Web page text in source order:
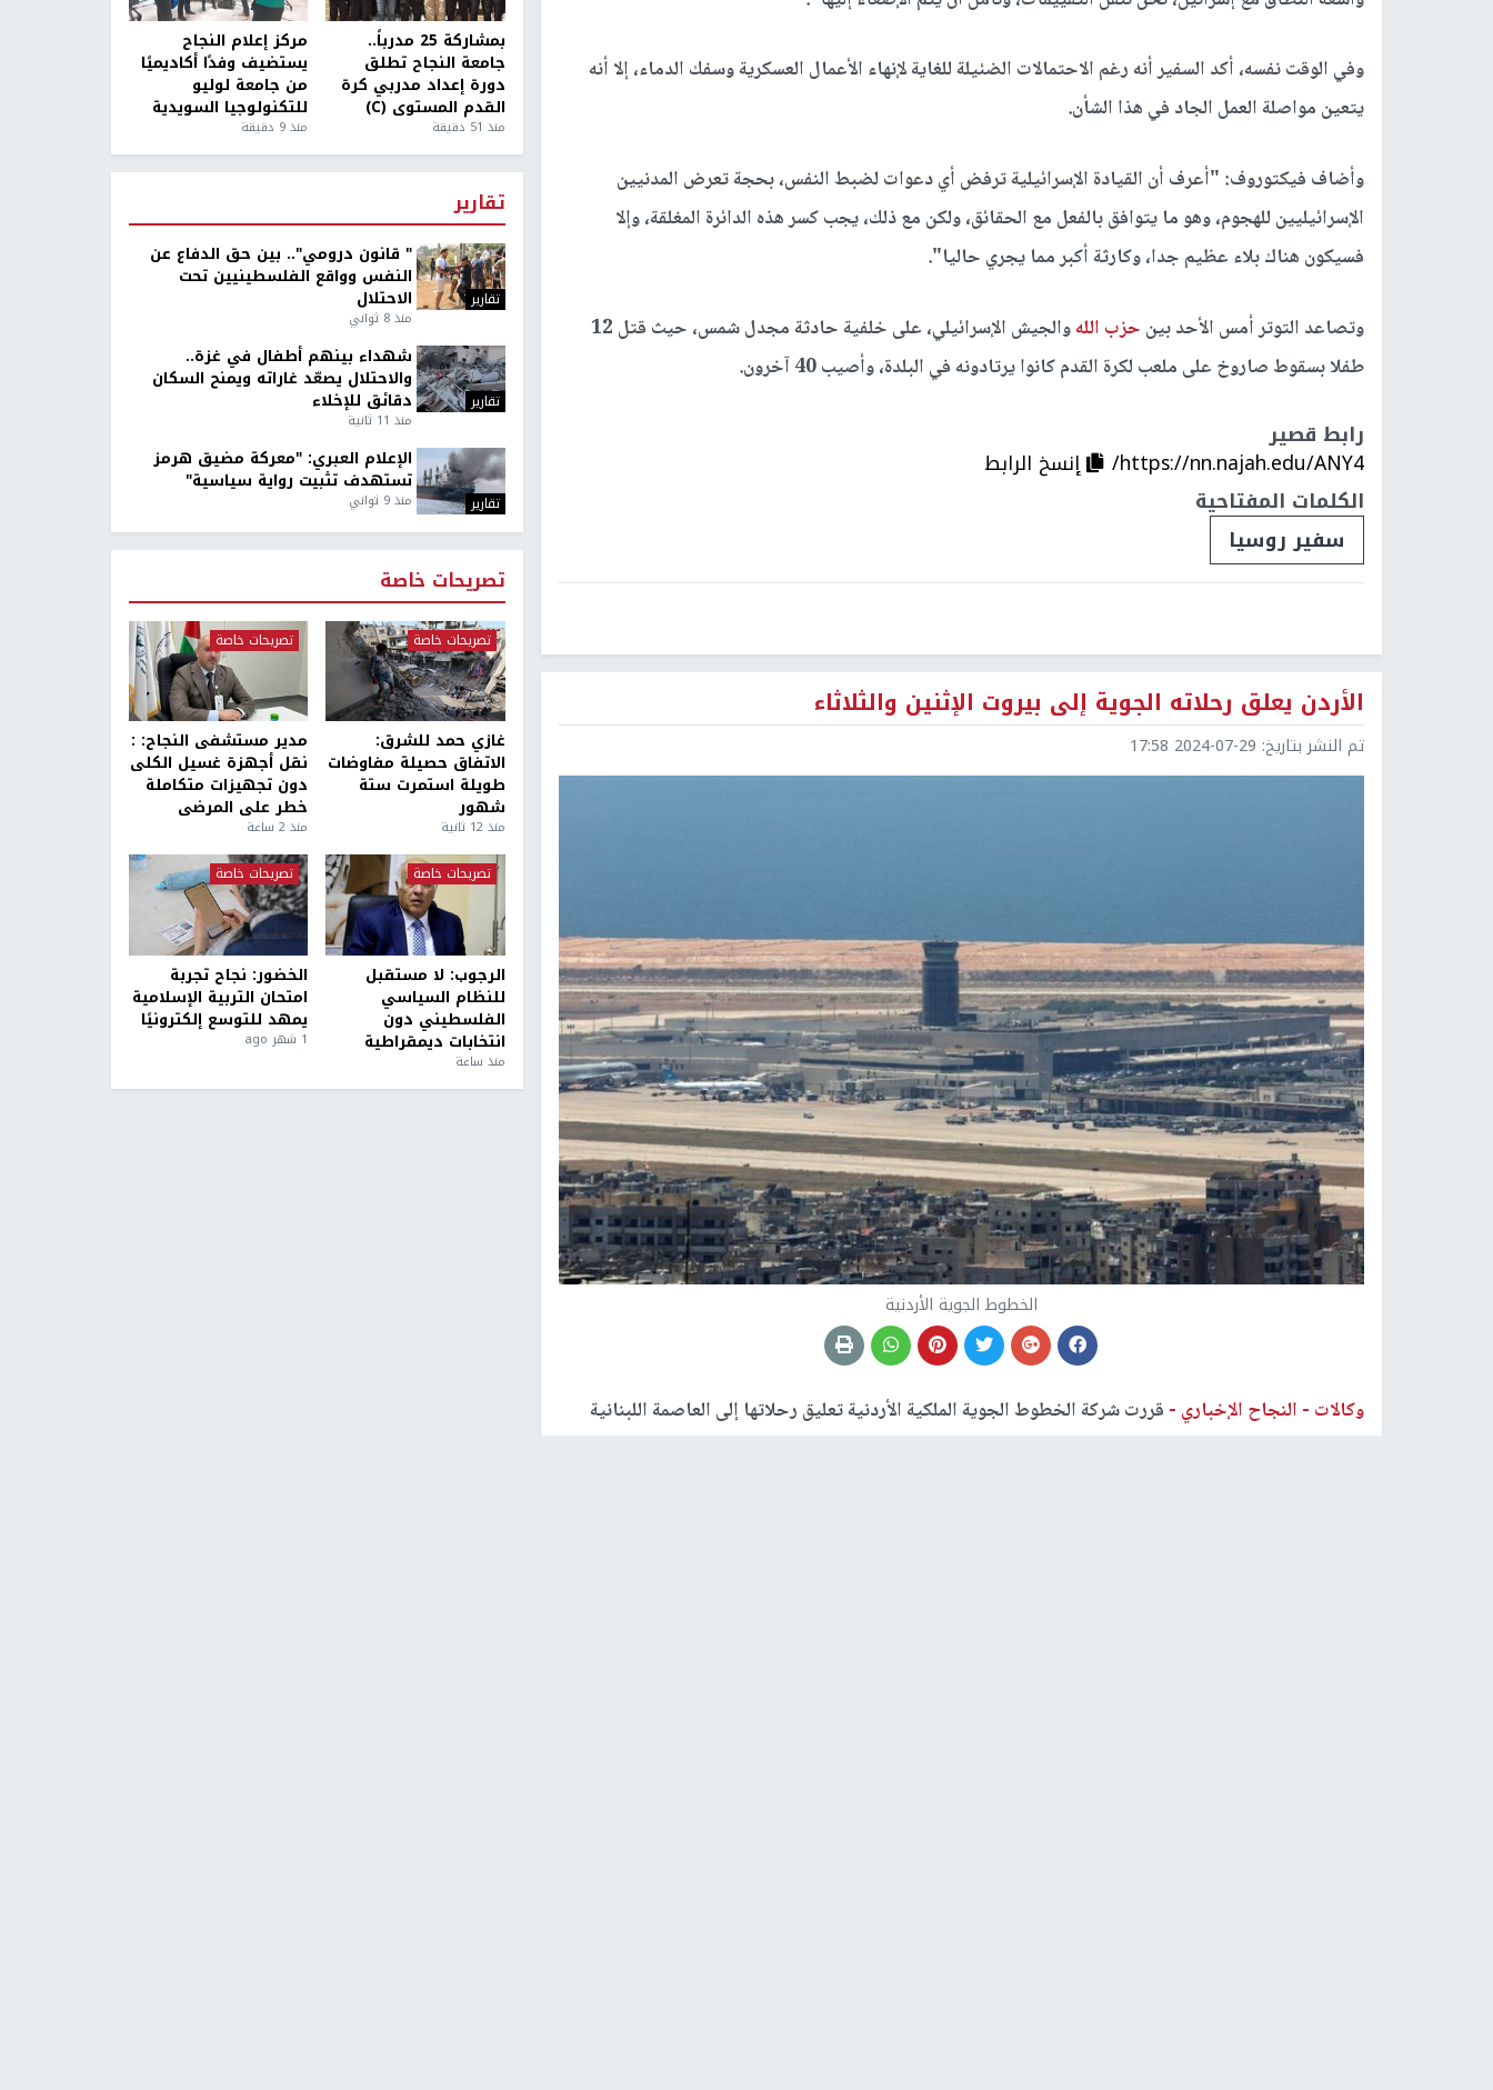
وفي الوقت نفسه، أكد السفير أنه رغم الاحتمالات الضئيلة للغاية لإنهاء الأعمال العسكرية وسفك الدماء، إلا أنه
يتعين مواصلة العمل الجاد في هذا الشأن.
وأضاف فيكتوروف: "أعرف أن القيادة الإسرائيلية ترفض أي دعوات لضبط النفس، بحجة تعرض المدنيين
الإسرائيليين للهجوم، وهو ما يتوافق بالفعل مع الحقائق، ولكن مع ذلك، يجب كسر هذه الدائرة المغلقة، وإلا
فسيكون هناك بلاء عظيم جدا، وكارثة أكبر مما يجري حاليا".
وتصاعد التوتر أمس الأحد بين حزب الله
والجيش الإسرائيلي، على خلفية حادثة مجدل شمس، حيث قتل 12
طفلا بسقوط صاروخ على ملعب لكرة القدم كانوا يرتادونه في البلدة، وأصيب 40 آخرون.
رابط قصير
https://nn.najah.edu/ANY4/
إنسخ الرابط
الكلمات المفتاحية
سفير روسيا
الأردن يعلق رحلاته الجوية إلى بيروت الإثنين والثلاثاء
تم النشر بتاريخ: 2024-07-29 17:58
الخطوط الجوية الأردنية
وكالات - النجاح الإخباري - قررت شركة الخطوط الجوية الملكية الأردنية تعليق رحلاتها إلى العاصمة اللبنانية
بمشاركة 25 مدرباً..
جامعة النجاح تطلق
دورة إعداد مدربي كرة
القدم المستوى (C)
منذ 51 دقيقة
مركز إعلام النجاح
يستضيف وفدًا أكاديميًا
من جامعة لوليو
للتكنولوجيا السويدية
منذ 9 دقيقة
تقارير
تقارير
" قانون درومي".. بين حق الدفاع عن
النفس وواقع الفلسطينيين تحت
الاحتلال
منذ 8 ثواني
تقارير
شهداء بينهم أطفال في غزة..
والاحتلال يصعّد غاراته ويمنح السكان
دقائق للإخلاء
منذ 11 ثانية
تقارير
الإعلام العبري: "معركة مضيق هرمز
تستهدف تثبيت رواية سياسية"
منذ 9 ثواني
تصريحات خاصة
تصريحات خاصة
غازي حمد للشرق:
الاتفاق حصيلة مفاوضات
طويلة استمرت ستة
شهور
منذ 12 ثانية
تصريحات خاصة
مدير مستشفى النجاح: :
نقل أجهزة غسيل الكلى
دون تجهيزات متكاملة
خطر على المرضى
منذ 2 ساعة
تصريحات خاصة
الرجوب: لا مستقبل
للنظام السياسي
الفلسطيني دون
انتخابات ديمقراطية
منذ ساعة
تصريحات خاصة
الخضور: نجاح تجربة
امتحان التربية الإسلامية
يمهد للتوسع إلكترونيًا
1 شهر ago